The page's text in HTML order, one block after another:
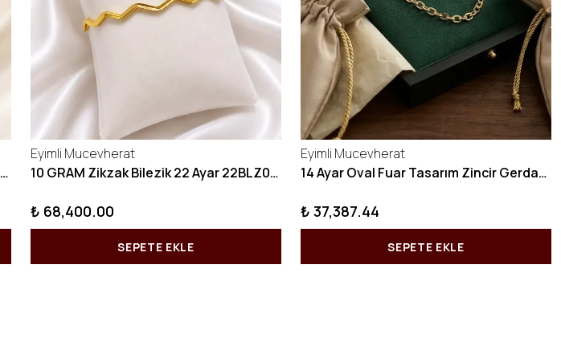
10 GRAM Kibrit Çöpü Düz Bilezik 22 Ayar 22BLZ001
Eyimli Mucevherat
10 GRAM Zikzak Bilezik 22 Ayar 22BLZ004
₺ 68,400.00
SEPETE EKLE
Eyimli Mucevherat
14 Ayar Oval Fuar Tasarım Zincir Gerdanlık KY1071
₺ 37,387.44
SEPETE EKLE